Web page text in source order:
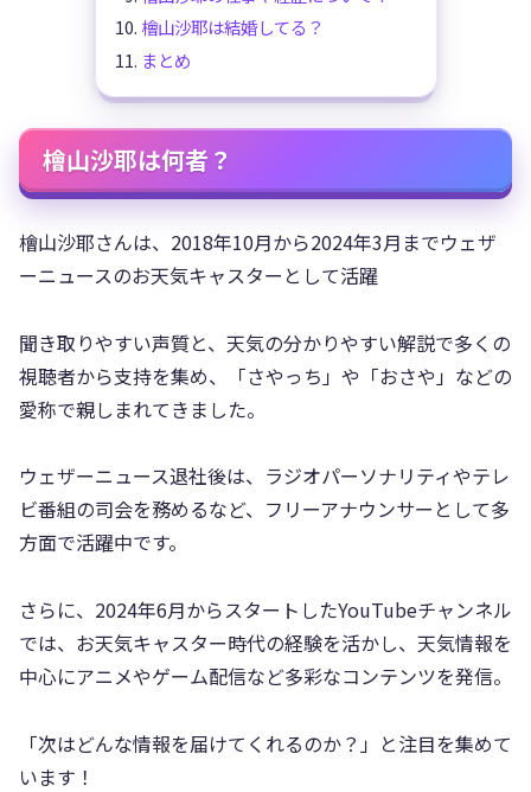
檜山沙耶は結婚してる？
まとめ
檜山沙耶は何者？
檜山沙耶さんは、2018年10月から2024年3月までウェザ
ーニュースのお天気キャスターとして活躍
聞き取りやすい声質と、天気の分かりやすい解説で多くの
視聴者から支持を集め、「さやっち」や「おさや」などの
愛称で親しまれてきました。
ウェザーニュース退社後は、ラジオパーソナリティやテレ
ビ番組の司会を務めるなど、フリーアナウンサーとして多
方面で活躍中です。
さらに、2024年6月からスタートしたYouTubeチャンネル
では、お天気キャスター時代の経験を活かし、天気情報を
中心にアニメやゲーム配信など多彩なコンテンツを発信。
「次はどんな情報を届けてくれるのか？」と注目を集めて
います！